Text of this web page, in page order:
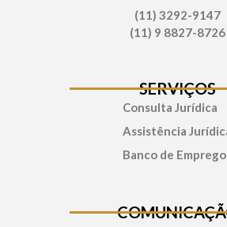
(11) 3292-9147
(11) 9 8827-8726
SERVIÇOS
Consulta Jurídica
Assistência
Banco de